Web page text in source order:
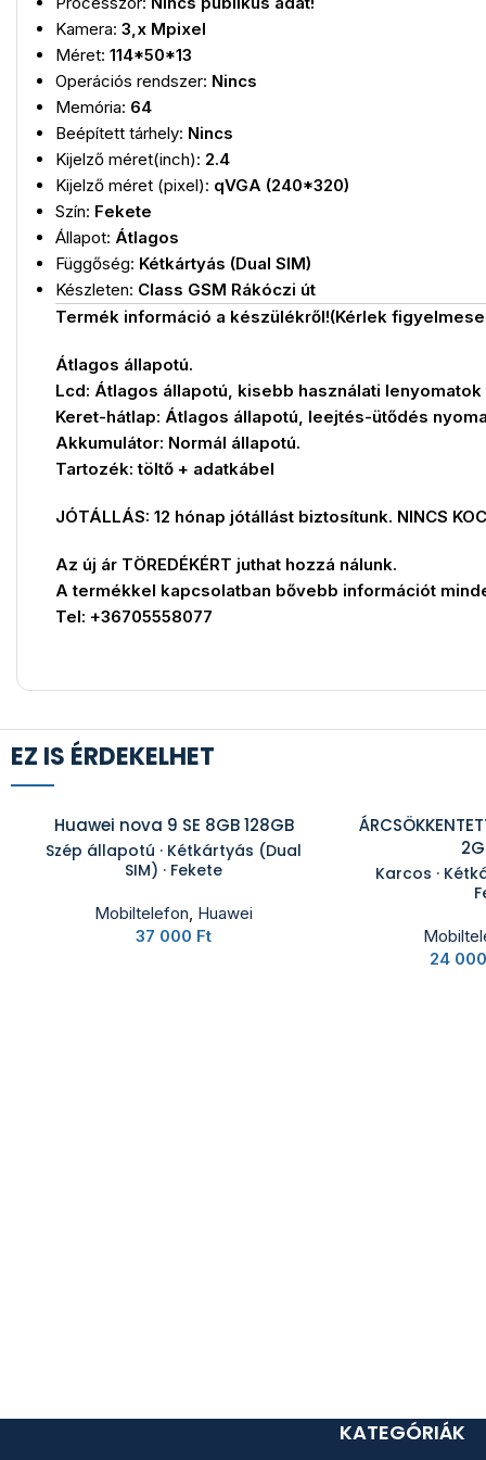
Kamera: 3,x Mpixel
Méret: 114*50*13
Operációs rendszer: Nincs
Memória: 64
Beépített tárhely: Nincs
Kijelző méret(inch): 2.4
Kijelző méret (pixel): qVGA (240*320)
Szín: Fekete
Állapot: Átlagos
Függőség: Kétkártyás (Dual SIM)
Készleten: Class GSM Rákóczi út
Termék információ a készülékről!(Kérlek
Átlagos állapotú.
Lcd: Átlagos állapotú, kisebb használati lenyomatok
Keret-hátlap: Átlagos állapotú, leejtés-ütődés
Akkumulátor: Normál állapotú.
Tartozék: töltő + adatkábel
JÓTÁLLÁS: 12 hónap jótállást biztosítunk. NINCS
Az új ár TÖREDÉKÉRT juthat hozzá nálunk.
A termékkel kapcsolatban bővebb információt
Tel: +36705558077
EZ IS ÉRDEKELHET
Huawei nova 9 SE 8GB 128GB
Szép állapotú · Kétkártyás (Dual
SIM) · Fekete
Mobiltelefon, Huawei
37 000 Ft
Karcos ·
24 000
KATEGÓRIÁK